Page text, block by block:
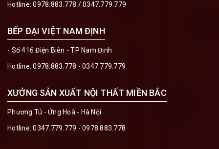
Hotline:0978.883.778 /0347.779.779
BẾP ĐẠI VIỆT NAM ĐỊNH
- Số 416 Điện Biên - TP Nam Định
Hotline:0978.883.778 - 0347.779.779
XƯỞNG SẢN XUẤT NỘI THẤT MIỀN BẮC
Phương Tú - Ứng Hoà - Hà Nội
Hotline:0347.779.779 - 0978.883.778